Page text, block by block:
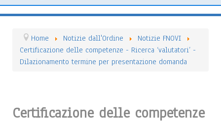
Home Notizie dall'Ordine
Notizie FNOVI
Certificazione delle competenze - Ricerca ‘valutatori’ -
Dilazionamento termine per presentazione domanda
Certificazione delle competenze